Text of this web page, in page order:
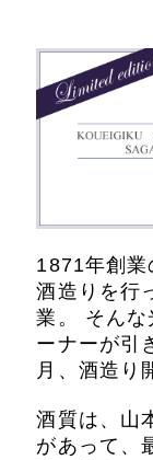
1871年創業
酒造りを行
業。 そんな
ーナーが引
月、酒造り
酒質は、山
があって、